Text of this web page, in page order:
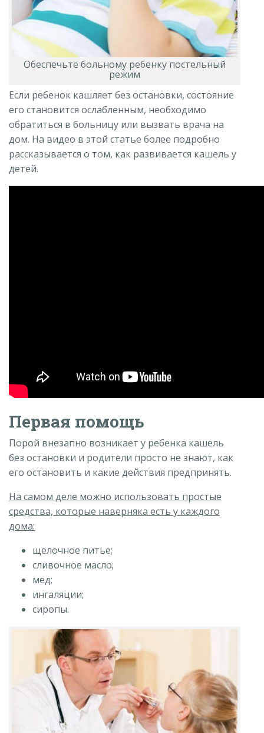
Обеспечьте больному ребенку постельный
режим
Если ребенок кашляет без остановки, состояние
его становится ослабленным, необходимо
обратиться в больницу или вызвать врача на
дом. На видео в этой статье более подробно
рассказывается о том, как развивается кашель у
детей.
Первая помощь
Порой внезапно возникает у ребенка кашель
без остановки и родители просто не знают, как
его остановить и какие действия предпринять.
На самом деле можно использовать простые
средства, которые наверняка есть у каждого
дома:
щелочное питье;
сливочное масло;
мед;
ингаляции;
сиропы.